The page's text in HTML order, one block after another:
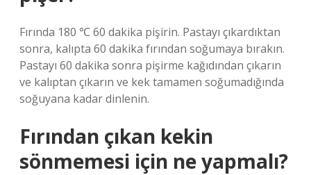
Fırında 180 ℃ 60 dakika pişirin. Pastayı çıkardıktan
sonra, kalıpta 60 dakika fırından soğumaya bırakın.
Pastayı 60 dakika sonra pişirme kağıdından çıkarın
ve kalıptan çıkarın ve kek tamamen soğumadığında
soğuyana kadar dinlenin.
Fırından çıkan kekin
sönmemesi için ne yapmalı?